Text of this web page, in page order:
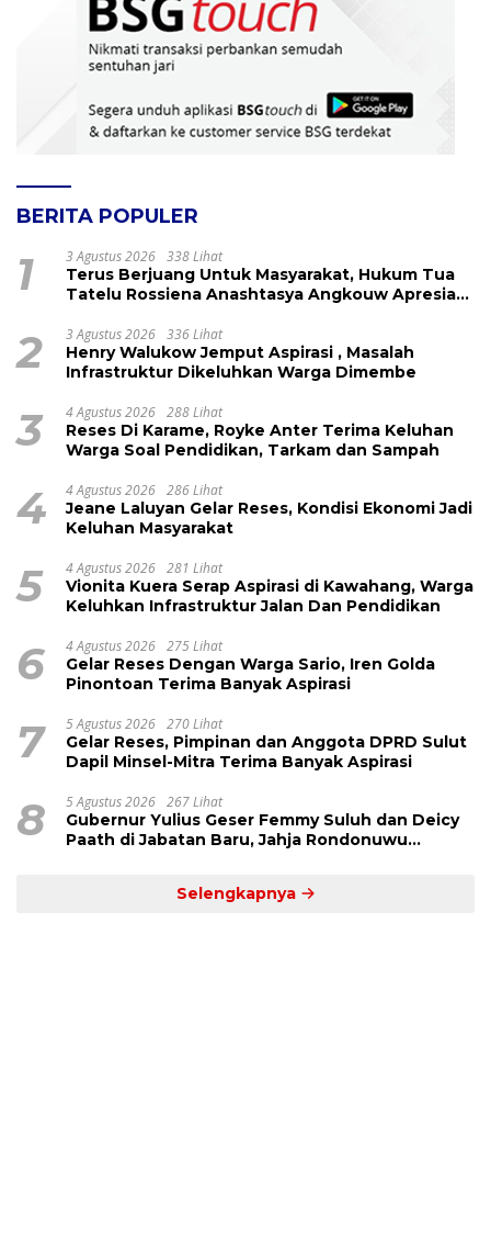
BERITA POPULER
1 3 Agustus 2026 338 Lihat
Terus Berjuang Untuk Masyarakat, Hukum Tua
Tatelu Rossiena Anashtasya Angkouw Apresiasi
2 3 Agustus 2026 336 Lihat
Henry Walukow Jemput Aspirasi , Masalah
Infrastruktur Dikeluhkan Warga Dimembe
3 4 Agustus 2026 288 Lihat
Reses Di Karame, Royke Anter Terima Keluhan
Warga Soal Pendidikan, Tarkam dan Sampah
4 4 Agustus 2026 286 Lihat
Jeane Laluyan Gelar Reses, Kondisi Ekonomi Jadi
Keluhan Masyarakat
5 4 Agustus 2026 281 Lihat
Vionita Kuera Serap Aspirasi di Kawahang, Warga
Keluhkan Infrastruktur Jalan Dan Pendidikan
6 4 Agustus 2026 275 Lihat
Gelar Reses Dengan Warga Sario, Iren Golda
Pinontoan Terima Banyak Aspirasi
7 5 Agustus 2026 270 Lihat
Gelar Reses, Pimpinan dan Anggota DPRD Sulut
Dapil Minsel-Mitra Terima Banyak Aspirasi
8 5 Agustus 2026 267 Lihat
Gubernur Yulius Geser Femmy Suluh dan Deicy
Paath di Jabatan Baru, Jahja Rondonuwu
Selengkapnya